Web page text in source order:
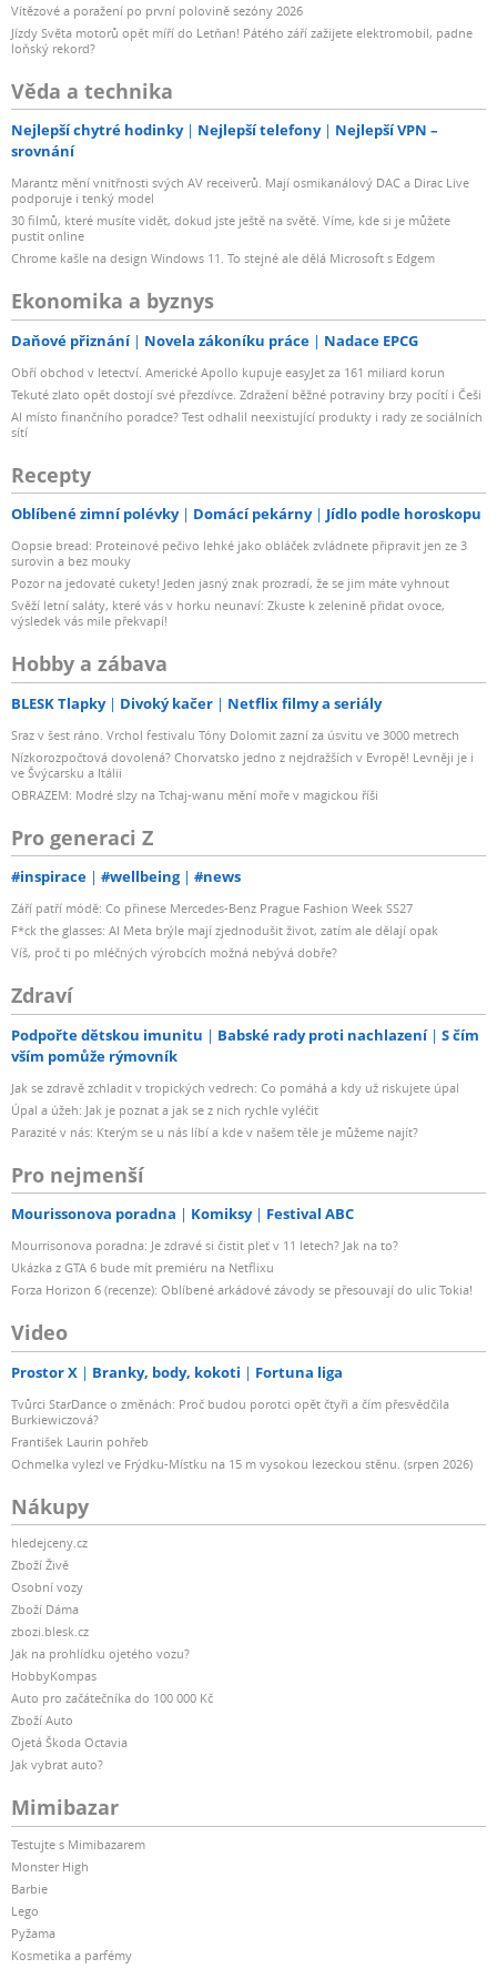
Vítězové a poražení po první polovině sezóny 2026
Jízdy Světa motorů opět míří do Letňan! Pátého září zažijete elektromobil, padne
loňský rekord?
Věda a technika
Nejlepší chytré hodinky Nejlepší telefony
Nejlepší VPN –
srovnání
Marantz mění vnitřnosti svých AV receiverů. Mají osmikanálový DAC a Dirac Live
podporuje i tenký model
30 filmů, které musíte vidět, dokud jste ještě na světě. Víme, kde si je můžete
pustit online
Chrome kašle na design Windows 11. To stejné ale dělá Microsoft s Edgem
Ekonomika a byznys
Daňové přiznání Novela zákoníku práce Nadace EPCG
Obří obchod v letectví. Americké Apollo kupuje easyJet za 161 miliard korun
Tekuté zlato opět dostojí své přezdívce. Zdražení běžné potraviny brzy pocítí i Češi
AI místo finančního poradce? Test odhalil neexistující produkty i rady ze sociálních
sítí
Recepty
Oblíbené zimní polévky Domácí pekárny Jídlo podle horoskopu
Oopsie bread: Proteinové pečivo lehké jako obláček zvládnete připravit jen ze 3
surovin a bez mouky
Pozor na jedovaté cukety! Jeden jasný znak prozradí, že se jim máte vyhnout
Svěží letní saláty, které vás v horku neunaví: Zkuste k zelenině přidat ovoce,
výsledek vás mile překvapí!
Hobby a zábava
BLESK Tlapky Divoký kačer Netflix filmy a seriály
Sraz v šest ráno. Vrchol festivalu Tóny Dolomit zazní za úsvitu ve 3000 metrech
Nízkorozpočtová dovolená? Chorvatsko jedno z nejdražších v Evropě! Levněji je i
ve Švýcarsku a Itálii
OBRAZEM: Modré slzy na Tchaj-wanu mění moře v magickou říši
Pro generaci Z
#inspirace #wellbeing #news
Září patří módě: Co přinese Mercedes-Benz Prague Fashion Week SS27
F*ck the glasses: AI Meta brýle mají zjednodušit život, zatím ale dělají opak
Víš, proč ti po mléčných výrobcích možná nebývá dobře?
Zdraví
Podpořte dětskou imunitu Babské rady proti nachlazení
S čím
vším pomůže rýmovník
Jak se zdravě zchladit v tropických vedrech: Co pomáhá a kdy už riskujete úpal
Úpal a úžeh: Jak je poznat a jak se z nich rychle vyléčit
Parazité v nás: Kterým se u nás líbí a kde v našem těle je můžeme najít?
Pro nejmenší
Mourissonova poradna Komiksy Festival ABC
Mourrisonova poradna: Je zdravé si čistit pleť v 11 letech? Jak na to?
Ukázka z GTA 6 bude mít premiéru na Netflixu
Forza Horizon 6 (recenze): Oblíbené arkádové závody se přesouvají do ulic Tokia!
Video
Prostor X Branky, body, kokoti Fortuna liga
Tvůrci StarDance o změnách: Proč budou porotci opět čtyři a čím přesvědčila
Burkiewiczová?
František Laurin pohřeb
Ochmelka vylezl ve Frýdku-Místku na 15 m vysokou lezeckou stěnu. (srpen 2026)
Nákupy
hledejceny.cz
Zboží Živě
Osobní vozy
Zboží Dáma
zbozi.blesk.cz
Jak na prohlídku ojetého vozu?
HobbyKompas
Auto pro začátečníka do 100 000 Kč
Zboží Auto
Ojetá Škoda Octavia
Jak vybrat auto?
Mimibazar
Testujte s Mimibazarem
Monster High
Barbie
Lego
Pyžama
Kosmetika a parfémy